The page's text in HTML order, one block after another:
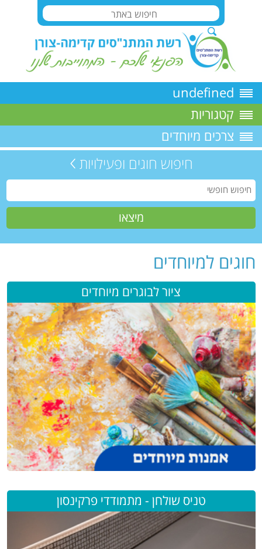
undefined
קטגוריות
צרכים מיוחדים
חיפוש חוגים ופעילויות
חוגים למיוחדים
ציור לבוגרים מיוחדים
טניס שולחן - מתמודדי פרקינסון